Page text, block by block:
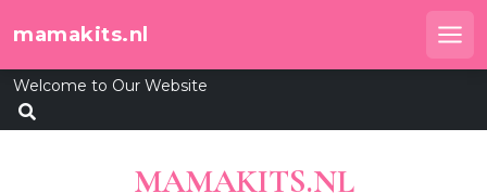
tomamakits.nl
Welcome to Our Website
MAMAKITS.NL